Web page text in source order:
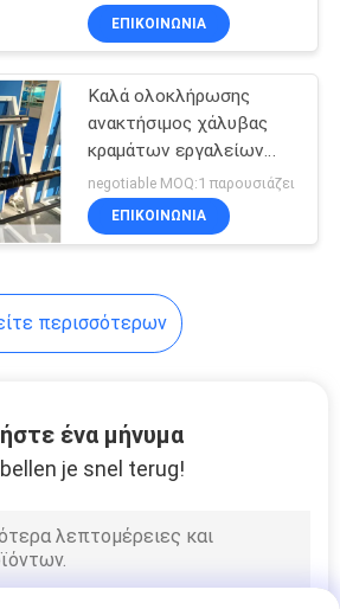
την απομόνωση
ΕΠΙΚΟΙΝΩΝΊΑ
Καλά ολοκλήρωσης
ανακτήσιμος χάλυβας
κραμάτων εργαλείων
ρύθμισης συσκευαστών
μηχανικός 7 ίντσα
negotiable MOQ:1 παρουσιάζει
ΕΠΙΚΟΙΝΩΝΊΑ
περισσότερων
ένα μήνυμα
je snel terug!